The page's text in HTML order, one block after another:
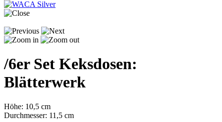
/6er Set Keksdosen:
Blätterwerk
Höhe: 10,5 cm
Durchmesser: 11,5 cm